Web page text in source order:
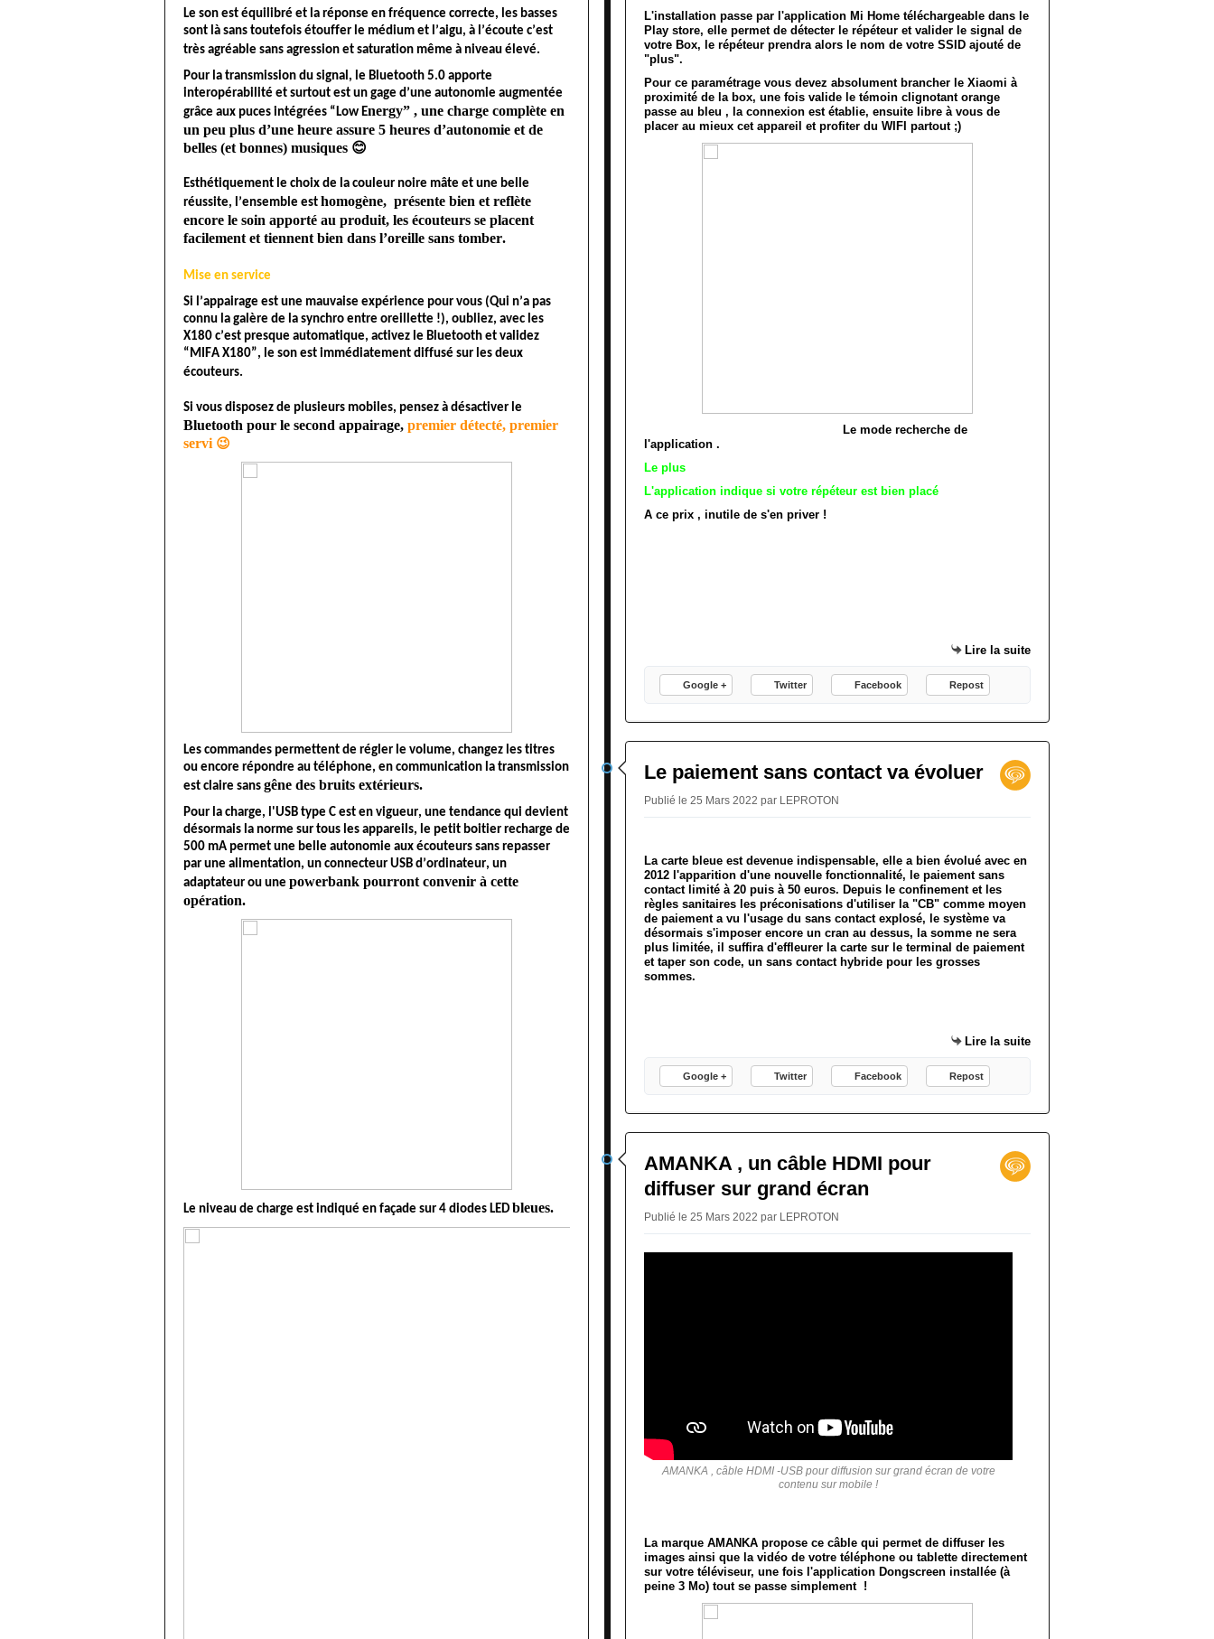
Le son est équilibré et la réponse en fréquence correcte, les basses
sont là sans toutefois étouffer le médium et l’aigu, à l’écoute c’est
très agréable sans agression et saturation même à niveau élevé.
Pour la transmission du signal, le Bluetooth 5.0 apporte
interopérabilité et surtout est un gage d’une autonomie augmentée
grâce aux puces intégrées “Low Energy” , une charge complète en
un peu plus d’une heure assure 5 heures d’autonomie et de
belles (et bonnes) musiques 😊
Esthétiquement le choix de la couleur noire mâte et une belle
réussite, l’ensemble est homogène,  présente bien et reflète
encore le soin apporté au produit, les écouteurs se placent
facilement et tiennent bien dans l’oreille sans tomber.
Mise en service
Si l’appairage est une mauvaise expérience pour vous (Qui n’a pas
connu la galère de la synchro entre oreillette !), oubliez, avec les
X180 c’est presque automatique, activez le Bluetooth et validez
“MIFA X180”, le son est immédiatement diffusé sur les deux
écouteurs.
Bluetooth pour le second appairage, premier détecté, premier
servi 😉
Les commandes permettent de régler le volume, changez les titres
ou encore répondre au téléphone, en communication la transmission
est claire sans gêne des bruits extérieurs.
Pour la charge, l'USB type C est en vigueur, une tendance qui devient
désormais la norme sur tous les appareils, le petit boitier recharge de
500 mA permet une belle autonomie aux écouteurs sans repasser
par une alimentation, un connecteur USB d’ordinateur, un
adaptateur ou une powerbank pourront convenir à cette
opération.
Le niveau de charge est indiqué en façade sur 4 diodes LED bleues.
L'installation passe par l'application Mi Home téléchargeable dans le
Play store, elle permet de détecter le répéteur et valider le signal de
votre Box, le répéteur prendra alors le nom de votre SSID ajouté de
"plus".
Pour ce paramétrage vous devez absolument brancher le Xiaomi à
proximité de la box, une fois valide le témoin clignotant orange
passe au bleu , la connexion est établie, ensuite libre à vous de
placer au mieux cet appareil et profiter du WIFI partout ;)
Le mode recherche de
l'application .
Le plus
L'application indique si votre répéteur est bien placé
A ce prix , inutile de s'en priver !
Lire la suite
Google + Twitter Facebook Repost
Le paiement sans contact va évoluer
Publié le 25 Mars 2022 par LEPROTON
La carte bleue est devenue indispensable, elle a bien évolué avec en
2012 l'apparition d'une nouvelle fonctionnalité, le paiement sans
contact limité à 20 puis à 50 euros. Depuis le confinement et les
règles sanitaires les préconisations d'utiliser la "CB" comme moyen
de paiement a vu l'usage du sans contact explosé, le système va
désormais s'imposer encore un cran au dessus, la somme ne sera
plus limitée, il suffira d'effleurer la carte sur le terminal de paiement
et taper son code, un sans contact hybride pour les grosses
sommes.
Lire la suite
Google + Twitter Facebook Repost
AMANKA , un câble HDMI pour
diffuser sur grand écran
Publié le 25 Mars 2022 par LEPROTON
AMANKA , câble HDMI -USB pour diffusion sur grand écran de votre
contenu sur mobile !
La marque AMANKA propose ce câble qui permet de diffuser les
images ainsi que la vidéo de votre téléphone ou tablette directement
sur votre téléviseur, une fois l'application Dongscreen installée (à
peine 3 Mo) tout se passe simplement !